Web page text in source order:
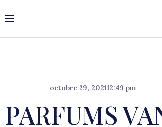
octobre 29, 202112:49 pm
PARFUMS